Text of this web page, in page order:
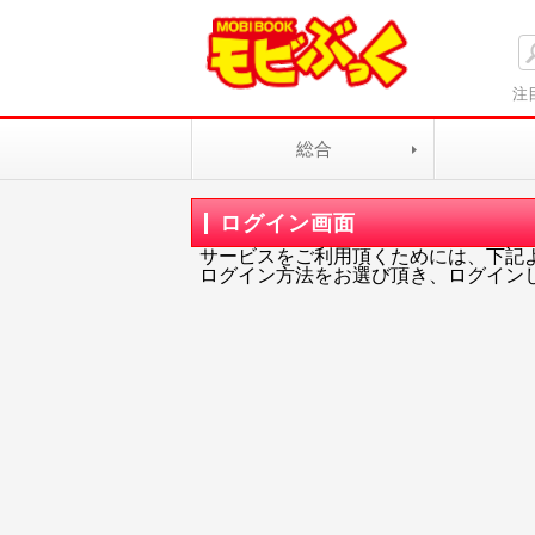
注
総合
ログイン画面
サービスをご利用頂くためには、下記
ログイン方法をお選び頂き、ログイン